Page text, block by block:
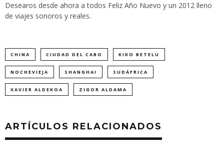
Desearos desde ahora a todos Feliz Año Nuevo y un 2012 lleno
de viajes sonoros y reales.
CHINA CIUDAD DEL CABO KIKO BETELU
NOCHEVIEJA SHANGHAI SUDÁFRICA
XAVIER ALDEKOA ZIGOR ALDAMA
ARTÍCULOS RELACIONADOS